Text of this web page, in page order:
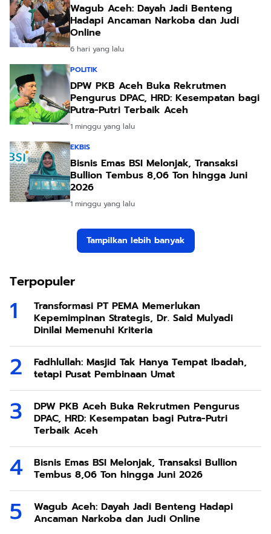
Wagub Aceh: Dayah Jadi Benteng
Hadapi Ancaman Narkoba dan Judi
Online
6 hari yang lalu
POLITIK
DPW PKB Aceh Buka Rekrutmen
Pengurus DPAC, HRD: Kesempatan bagi
Putra-Putri Terbaik Aceh
1 minggu yang lalu
EKBIS
Bisnis Emas BSI Melonjak, Transaksi
Bullion Tembus 8,06 Ton hingga Juni
2026
1 minggu yang lalu
Tampilkan lebih banyak
Terpopuler
Transformasi PT PEMA Memerlukan
Kepemimpinan Strategis, Dr. Said Mulyadi
Dinilai Memenuhi Kriteria
Fadhlullah: Masjid Tak Hanya Tempat Ibadah,
tetapi Pusat Pembinaan Umat
DPW PKB Aceh Buka Rekrutmen Pengurus
DPAC, HRD: Kesempatan bagi Putra-Putri
Terbaik Aceh
Bisnis Emas BSI Melonjak, Transaksi Bullion
Tembus 8,06 Ton hingga Juni 2026
Wagub Aceh: Dayah Jadi Benteng Hadapi
Ancaman Narkoba dan Judi Online